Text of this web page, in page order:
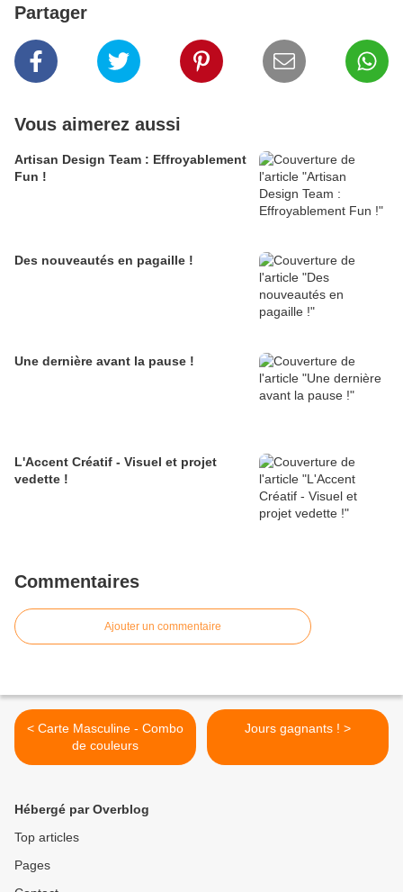
Partager
Vous aimerez aussi
Artisan Design Team : Effroyablement
Fun !
Des nouveautés en pagaille !
Une dernière avant la pause !
L'Accent Créatif - Visuel et projet
vedette !
Commentaires
Ajouter un commentaire
< Carte Masculine - Combo
de couleurs
Jours gagnants ! >
Hébergé par Overblog
Top articles
Pages